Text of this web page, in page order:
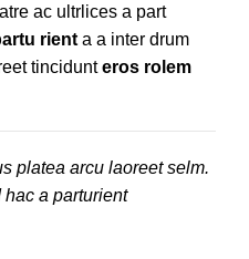
ac ultrlices a part
rient a a inter drum
tincidunteros rolem
platea arcu laoreet selm.
a parturient